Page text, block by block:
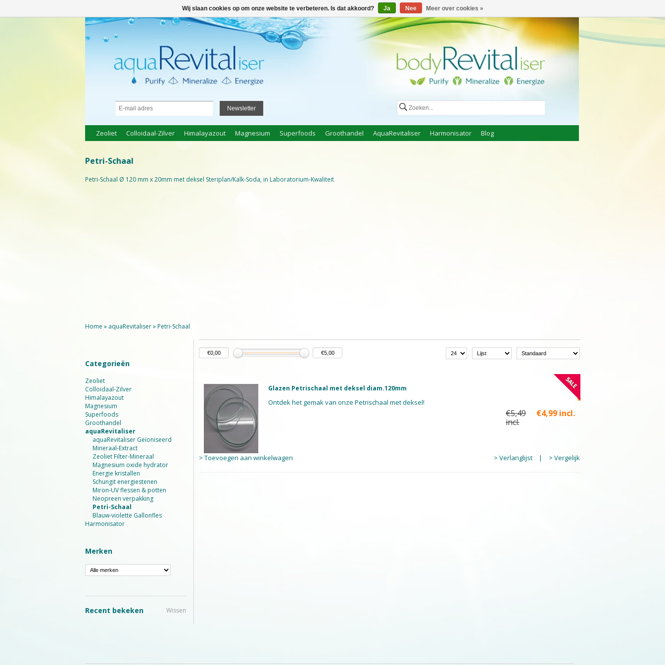
● 100% natuurlijke bio-producten ● Inloggen Een account aanmaken Mijn winkelwagen €0,00
Newsletter
Zeoliet Colloidaal-Zilver Himalayazout Magnesium Superfoods Groothandel AquaRevitaliser Harmonisator Blog
Petri-Schaal
Petri-Schaal Ø 120 mm x 20mm met deksel Steriplan/Kalk-Soda, in Laboratorium-Kwaliteit
Home » aquaRevitaliser»Petri-Schaal
Categorieën
Zeoliet
Colloidaal-Zilver
Himalayazout
Magnesium
Superfoods
Groothandel
aquaRevitaliser
aquaRevitaliser Geïoniseerd
Mineraal-Extract
Zeoliet Filter-Mineraal
Magnesium oxide hydrator
Energie kristallen
Schungit energiestenen
Miron-UV flessen & potten
Neopreen verpakking
Petri-Schaal
Blauw-violette Gallonfles
Harmonisator
Merken
Recent bekeken Wissen
Glazen Petrischaal met deksel diam.120mm
Ontdek het gemak van onze Petrischaal met deksel!
€4,99 incl.
*
€5,49
incl.
> Toevoegen aan winkelwagen > Verlanglijst | > Vergelijk
Wij slaan cookies op om onze website te verbeteren. Is dat akkoord? Ja Nee Meer over cookies »